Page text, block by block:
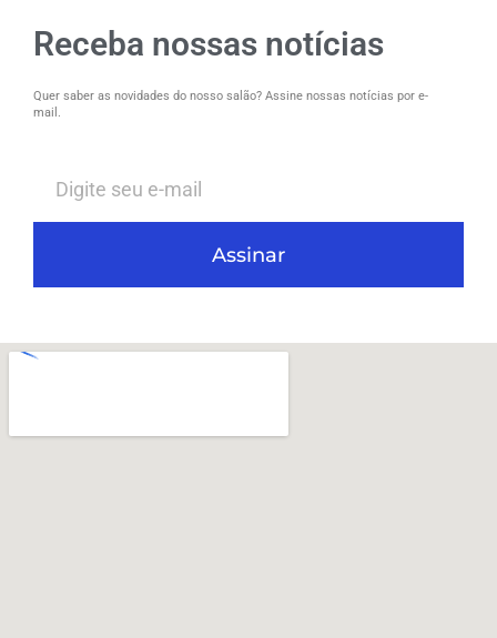
Receba nossas notícias
Quer saber as novidades do nosso salão? Assine nossas notícias por e-
mail.
Assinar